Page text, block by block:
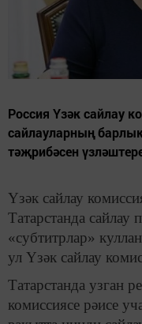
Россия Үзәк сайлау
сайлауларның
тәҗрибәсен
Үзәк сайлау
Татарстанда сайлау
«субтитрлар»
ул Үзәк сайлау
Татарстанда узган
комиссиясе рәисе